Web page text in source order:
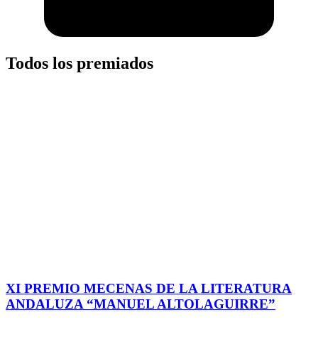
Todos los premiados
XI PREMIO MECENAS DE LA LITERATURA
ANDALUZA “MANUEL ALTOLAGUIRRE”